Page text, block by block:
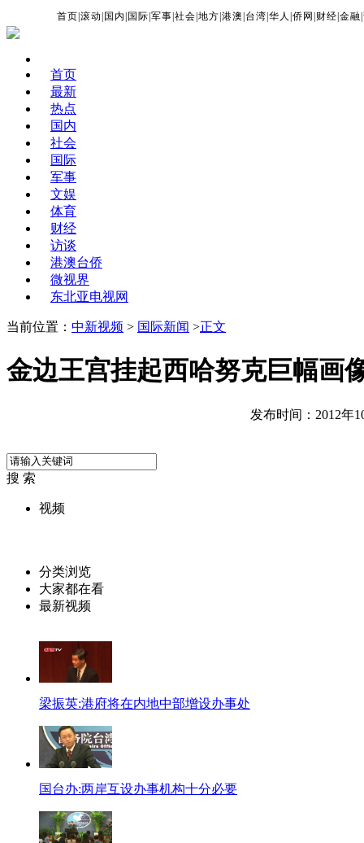
首页 |滚动 国内 国际 |军事 |社会 |地方 |港澳 台湾 |华人 |侨网 财经 |金融 |
首页
最新
热点
国内
社会
国际
军事
文娱
体育
财经
访谈
港澳台侨
微视界
东北亚电视网
当前位置： 中新视频 > 国际新闻 >正文
金边王宫挂起西哈努克巨幅画
发布时间：2012年
搜 索
视频
分类浏览
大家都在看
最新视频
梁振英:港府将在内地中部增设办事处
国台办:两岸互设办事机构十分必要